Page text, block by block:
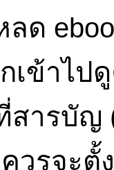
เข้าไ
สารบัญ
วรจะตั้